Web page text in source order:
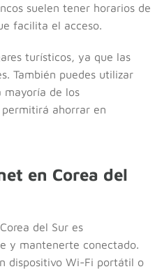
suelen tener horarios de
facilita el acceso.
turísticos, ya que las
También puedes utilizar
mayoría de los
ahorrar en
en Corea del
del Sur es
y mantenerte conectado.
dispositivo Wi-Fi portátil o